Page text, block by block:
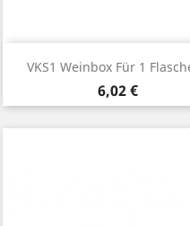
VKS1 Weinbox Für 1
Price
6,02 €